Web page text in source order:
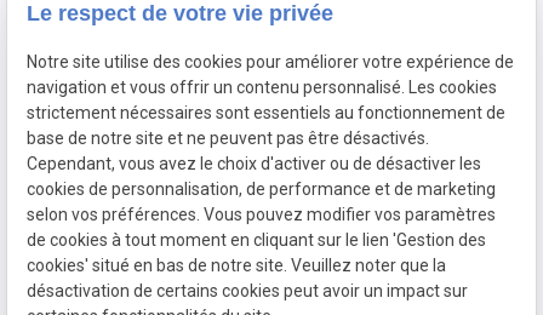
contrat, litiges,
licenciements,
harcèlement.
Le respect de votre vie privée
Notre site utilise des cookies pour améliorer votre expérience de
navigation et vous offrir un contenu personnalisé. Les cookies
strictement nécessaires sont essentiels au fonctionnement de
base de notre site et ne peuvent pas être désactivés.
Cependant, vous avez le choix d'activer ou de désactiver les
cookies de personnalisation, de performance et de marketing
selon vos préférences. Vous pouvez modifier vos paramètres
de cookies à tout moment en cliquant sur le lien 'Gestion des
cookies' situé en bas de notre site. Veuillez noter que la
désactivation de certains cookies peut avoir un impact sur